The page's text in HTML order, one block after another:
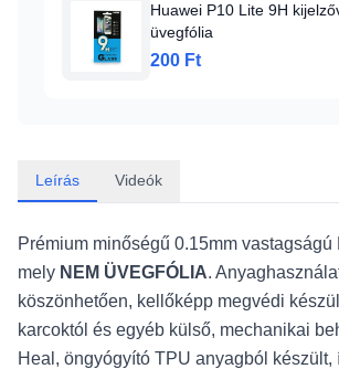
Huawei P10 Lite 9H
üvegfólia
200 Ft
Leírás Videók
Prémium minőségű 0.15mm vastagságú
mely NEM ÜVEGFÓLIA.
köszönhetően, kellőképp megvédi
karcoktól és egyéb külső, mechanikai
Heal, öngyógyító TPU anyagból készült,